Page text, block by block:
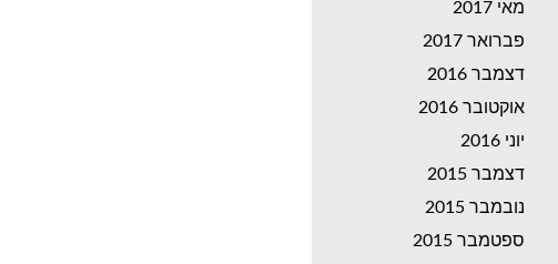
מאי 2017
פברואר 2017
דצמבר 2016
אוקטובר 2016
יוני 2016
דצמבר 2015
נובמבר 2015
ספטמבר 2015